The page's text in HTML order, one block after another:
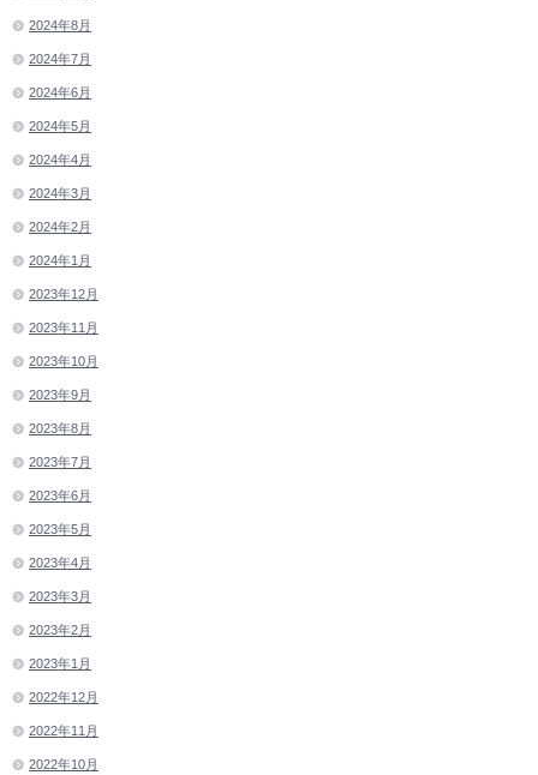
2024年8月
2024年7月
2024年6月
2024年5月
2024年4月
2024年3月
2024年2月
2024年1月
2023年12月
2023年11月
2023年10月
2023年9月
2023年8月
2023年7月
2023年6月
2023年5月
2023年4月
2023年3月
2023年2月
2023年1月
2022年12月
2022年11月
2022年10月